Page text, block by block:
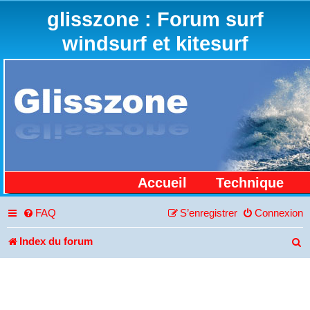
glisszone : Forum surf
windsurf et kitesurf
Accueil Technique
FAQ Connexion
S’enregistrer
Index du forum